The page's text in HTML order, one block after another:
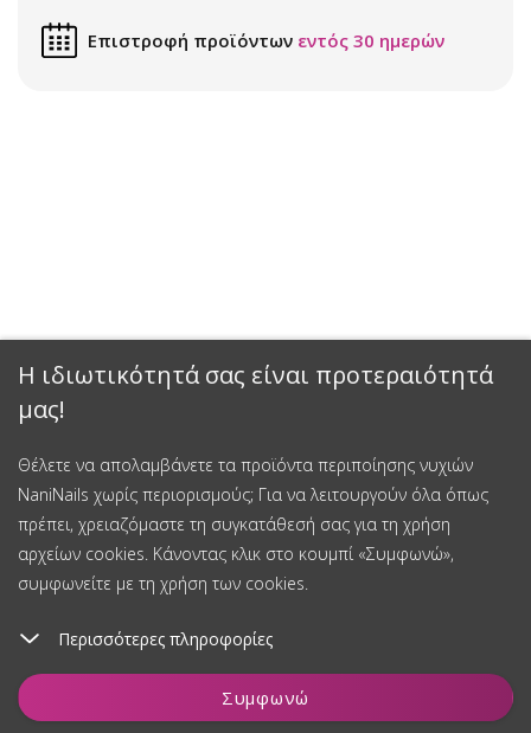
Η ιδιωτικότητά σας είναι προτεραιότητά
μας!
Θέλετε να απολαμβάνετε τα προϊόντα περιποίησης νυχιών
NaniNails χωρίς περιορισμούς; Για να λειτουργούν όλα όπως
πρέπει, χρειαζόμαστε τη συγκατάθεσή σας για τη χρήση
αρχείων cookies. Κάνοντας κλικ στο κουμπί «Συμφωνώ»,
συμφωνείτε με τη χρήση των cookies.
Περισσότερες πληροφορίες
Συμφωνώ
Προσθήκη στο καλάθι
Επιστροφή προϊόντων εντός 30 ημερών